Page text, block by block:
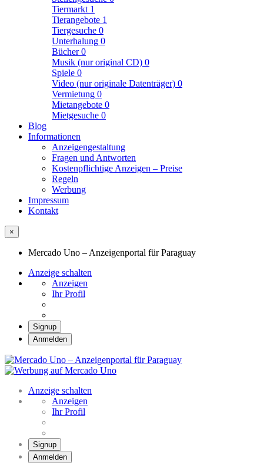
Tiermarkt 1
Tierangebote 1
Tiergesuche 0
Unterhalung 0
Bücher0
Musik (nur original CD) 0
Spiele 0
Video (nur originale Datenträger) 0
Vermietung 0
Mietangebote 0
Mietgesuche 0
Blog
Informationen
Anzeigengestaltung
Fragen und Antworten
Kostenpflichtige Anzeigen – Preise
Regeln
Werbung
Impressum
Kontakt
×
Mercado Uno – Anzeigenportal für Paraguay
Anzeige schalten
Anzeigen
Ihr Profil
Signup
Anmelden
Anzeige schalten
Anzeigen
Ihr Profil
Signup
Anmelden